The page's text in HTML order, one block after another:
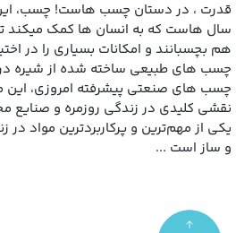
قدرت ، در دستان چسب ‌هاست! چسب، این
سال ‌هاست که به انسان‌ ها کمک میکند
هم بچسبانند و امکانات بسیاری را در
چسب ‌های طبیعی ساخته شده از شیره
چسب ‌های صنعتی پیشرفته امروزی، این
نقشی کلیدی در زندگی روزمره و صنایع
یکی از مهم‌ترین و پرکاربردترین مواد
و ساز است ...